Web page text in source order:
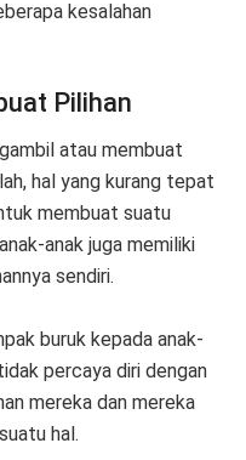
kesalahan
Pilihan
atau membuat
hal yang kurang tepat
membuat suatu
anak juga memiliki
sendiri.
buruk kepada anak-
percaya diri dengan
mereka dan mereka
hal.